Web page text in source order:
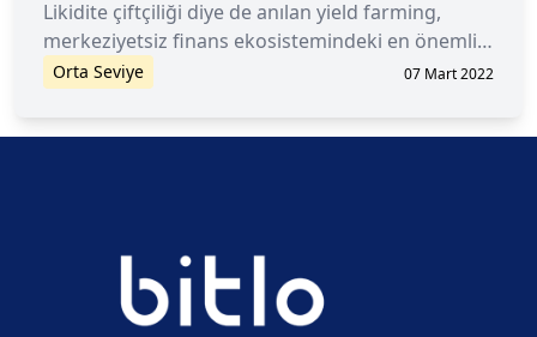
Likidite çiftçiliği diye de anılan yield farming,
merkeziyetsiz finans ekosistemindeki en önemli
gelir elde etme araçlarından biridir. Yield farming
Orta Seviye 07 Mart 2022